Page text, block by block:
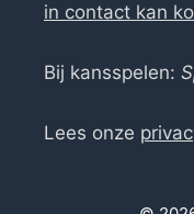
in contact kan
Bij kansspelen:
Lees onze